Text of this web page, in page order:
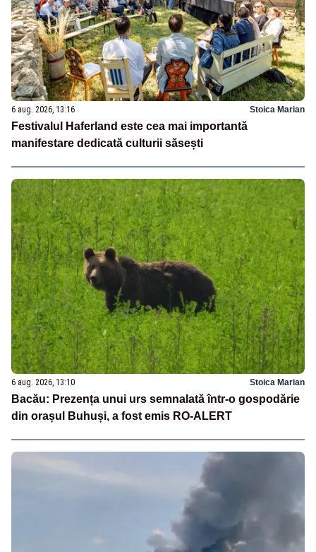
6 aug. 2026, 13:16 Stoica Marian
Festivalul Haferland este cea mai importantă
manifestare dedicată culturii săsești
6 aug. 2026, 13:10 Stoica Marian
Bacău: Prezența unui urs semnalată într-o gospodărie
din orașul Buhuși, a fost emis RO-ALERT